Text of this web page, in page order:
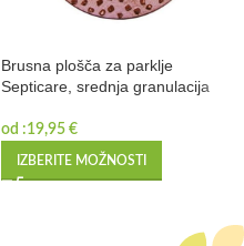
Brusna plošča za parklje
Septicare, srednja granulacija
od :19,95 €
IZBERITE MOŽNOSTI